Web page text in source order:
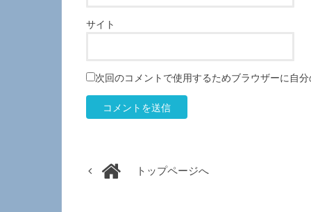
サイト
次回のコメントで使用するためブラウザーに自
トップページへ